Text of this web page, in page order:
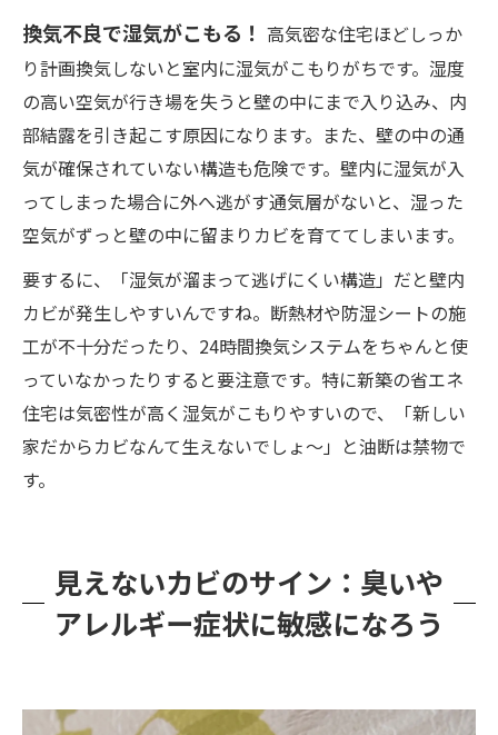
換気不良で湿気がこもる！ 高気密な住宅ほどしっか
り計画換気しないと室内に湿気がこもりがちです。湿度
の高い空気が行き場を失うと壁の中にまで入り込み、内
部結露を引き起こす原因になります。また、壁の中の通
気が確保されていない構造も危険です。壁内に湿気が入
ってしまった場合に外へ逃がす通気層がないと、湿った
空気がずっと壁の中に留まりカビを育ててしまいます。
要するに、「湿気が溜まって逃げにくい構造」だと壁内
カビが発生しやすいんですね。断熱材や防湿シートの施
工が不十分だったり、24時間換気システムをちゃんと使
っていなかったりすると要注意です。特に新築の省エネ
住宅は気密性が高く湿気がこもりやすいので、「新しい
家だからカビなんて生えないでしょ～」と油断は禁物で
す。
見えないカビのサイン：臭いや
アレルギー症状に敏感になろう